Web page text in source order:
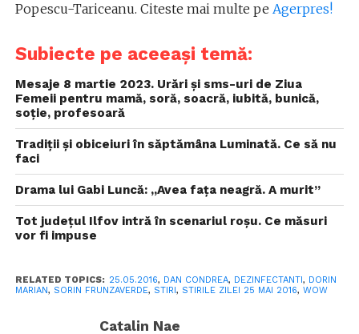
Popescu-Tariceanu. Citeste mai multe pe Agerpres!
Subiecte pe aceeași temă:
Mesaje 8 martie 2023. Urări și sms-uri de Ziua
Femeii pentru mamă, soră, soacră, iubită, bunică,
soție, profesoară
Tradiții și obiceiuri în săptămâna Luminată. Ce să nu
faci
Drama lui Gabi Luncă: „Avea faţa neagră. A murit”
Tot județul Ilfov intră în scenariul roșu. Ce măsuri
vor fi impuse
RELATED TOPICS: 25.05.2016, DAN CONDREA, DEZINFECTANTI, DORIN
MARIAN, SORIN FRUNZAVERDE, STIRI, STIRILE ZILEI 25 MAI 2016, WOW
Catalin Nae